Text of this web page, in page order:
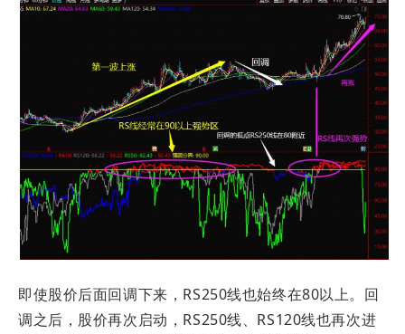
即使股价后面回调下来，RS250线也始终在80以上。回
调之后，股价再次启动，RS250线、RS120线也再次进